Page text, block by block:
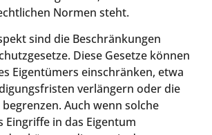
Normen steht.
sind die Beschränkungen
Diese Gesetze können
Eigentümers einschränken, etwa
verlängern oder die
Auch wenn solche
Eingriffe in das Eigentum